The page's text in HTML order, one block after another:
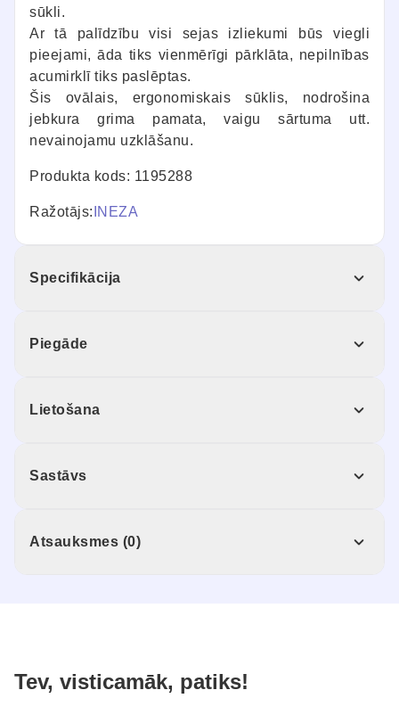
sūkli.
Ar tā palīdzību visi sejas izliekumi būs viegli
pieejami, āda tiks vienmērīgi pārklāta, nepilnības
acumirklī tiks paslēptas.
Šis ovālais, ergonomiskais sūklis, nodrošina
jebkura grima pamata, vaigu sārtuma utt.
nevainojamu uzklāšanu.
Produkta kods: 1195288
Ražotājs: INEZA
Specifikācija
Piegāde
Lietošana
Sastāvs
Atsauksmes (0)
Tev, visticamāk, patiks!